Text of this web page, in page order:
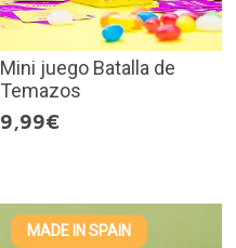
Mini juego Batalla de
Temazos
9,99€
MADE IN SPAIN